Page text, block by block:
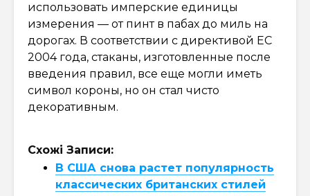
использовать имперские единицы
измерения — от пинт в пабах до миль на
дорогах. В соответствии с директивой ЕС
2004 года, стаканы, изготовленные после
введения правил, все еще могли иметь
символ короны, но он стал чисто
декоративным.
Схожі Записи:
В США снова растет популярность
классических британских стилей